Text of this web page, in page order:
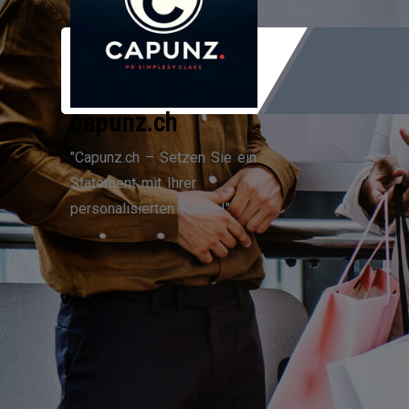
Zum
Inhalt
capunz.ch
"Capunz.ch – Setzen Sie ein
Statement mit Ihrer
personalisierten Kappe!"